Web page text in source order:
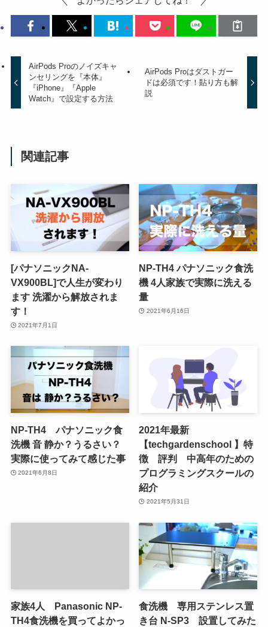
AirPods Proのノイズキャ
ンセリングを『本体』
『iPhone』『Apple
Watch』で設定する方法
AirPods Proはダストガー
ドは必須です！貼り方も解
説
関連記事
[パナソニックNA-
VX900BL]で人生が変わり
ます 洗濯から解放されま
す！
2021年7月1日
NP-TH4 パナソニック食洗
機 4人家族で実際に洗える
量
2021年6月16日
NP-TH4 パナソニック食
洗機 音 静か？うるさい？
実際に使ってみて感じた事
2021年6月8日
2021年最新
【techgardenschool 】特
徴 評判 中高年のための
プログラミングスクールの
紹介
2021年5月31日
家族4人 Panasonic NP-
TH4食洗機を買ってよかっ
食洗機 専用ステンレス置
き台 N-SP3 設置してみた